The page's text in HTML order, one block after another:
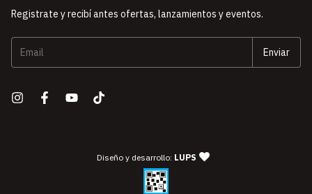
Registrate y recibí antes ofertas, lanzamientos y eventos.
Diseño y desarrollo: LUPS — agencia de diseño y